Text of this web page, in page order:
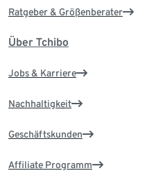
Ratgeber & Größenberater
Über Tchibo
Jobs & Karriere
Nachhaltigkeit
Geschäftskunden
Affiliate Programm